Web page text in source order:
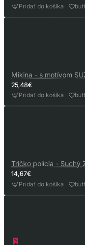
Pridať do košíka
Mikina - s motívom
25,48€
Pridať do košíka
Tričko polícia - Suchý
14,67€
Pridať do košíka